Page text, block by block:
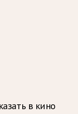
в кино